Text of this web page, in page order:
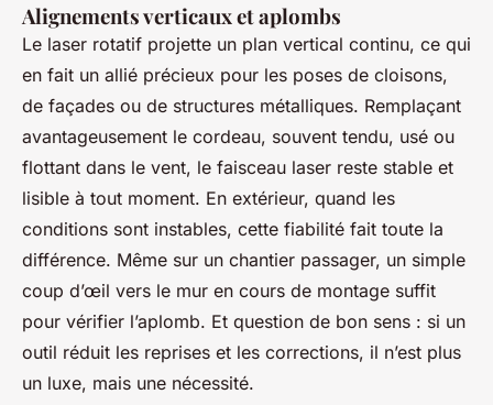
Alignements verticaux et aplombs
Le laser rotatif projette un plan vertical continu, ce qui
en fait un allié précieux pour les poses de cloisons,
de façades ou de structures métalliques. Remplaçant
avantageusement le cordeau, souvent tendu, usé ou
flottant dans le vent, le faisceau laser reste stable et
lisible à tout moment. En extérieur, quand les
conditions sont instables, cette fiabilité fait toute la
différence. Même sur un chantier passager, un simple
coup d’œil vers le mur en cours de montage suffit
pour vérifier l’aplomb. Et question de bon sens : si un
outil réduit les reprises et les corrections, il n’est plus
un luxe, mais une nécessité.